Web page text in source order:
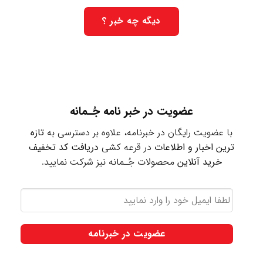
دیگه چه خبر ؟
عضویت در خبر نامه جُـمانه
با عضویت رایگان در خبرنامه، علاوه بر دسترسی به تازه
ترین اخبار و اطلاعات در قرعه کشی دریافت کد تخفیف
خرید آنلاین محصولات جُـمانه نیز شرکت نمایید.
لطفا
ایمیل
خود
را
نمایید